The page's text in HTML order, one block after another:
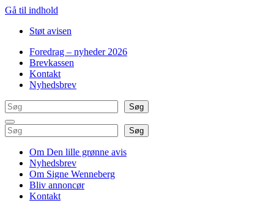
Gå til indhold
Støt avisen
Foredrag – nyheder 2026
Brevkassen
Kontakt
Nyhedsbrev
Søg
Søg
Søg Søg
Om Den lille grønne avis
Nyhedsbrev
Om Signe Wenneberg
Bliv annoncør
Kontakt